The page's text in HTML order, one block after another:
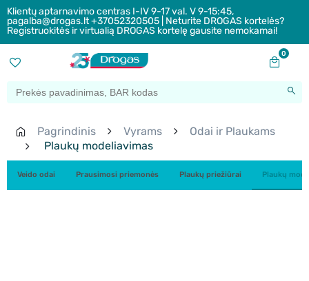
Klientų aptarnavimo centras I-IV 9-17 val. V 9-15:45,
pagalba@drogas.lt +37052320505 | Neturite DROGAS kortelės?
Registruokitės ir virtualią DROGAS kortelę gausite nemokamai!
0
Pagrindinis Vyrams
Odai ir Plaukams
Plaukų modeliavimas
Veido odai Prausimosi priemonės Plaukų priežiūrai Plaukų